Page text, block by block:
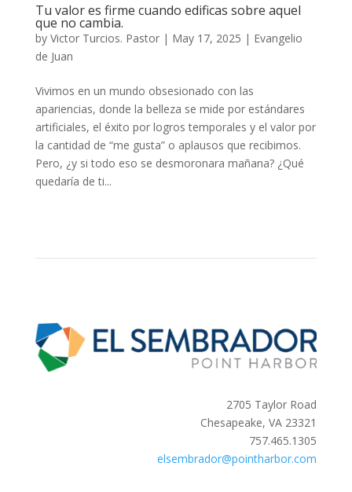
Tu valor es firme cuando edificas sobre aquel
que no cambia.
by Victor Turcios. Pastor| May 17, 2025 | Evangelio
de Juan
Vivimos en un mundo obsesionado con las
apariencias, donde la belleza se mide por estándares
artificiales, el éxito por logros temporales y el valor por
la cantidad de “me gusta” o aplausos que recibimos.
Pero, ¿y si todo eso se desmoronara mañana? ¿Qué
quedaría de ti...
2705 Taylor Road
Chesapeake, VA 23321
757.465.1305
elsembrador@pointharbor.com